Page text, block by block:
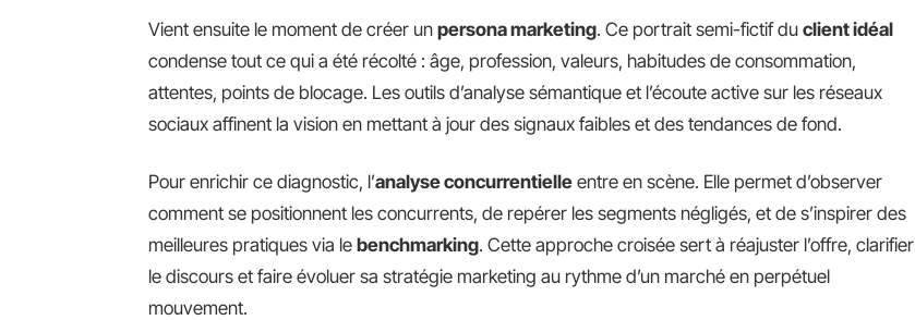
Vient ensuite le moment de créer un persona marketing. Ce portrait semi-fictif du client idéal
condense tout ce qui a été récolté : âge, profession, valeurs, habitudes de consommation,
attentes, points de blocage. Les outils d’analyse sémantique et l’écoute active sur les réseaux
sociaux affinent la vision en mettant à jour des signaux faibles et des tendances de fond.
Pour enrichir ce diagnostic, l’analyse concurrentielle entre en scène. Elle permet d’observer
comment se positionnent les concurrents, de repérer les segments négligés, et de s’inspirer des
meilleures pratiques via le benchmarking. Cette approche croisée sert à réajuster l’offre, clarifier
le discours et faire évoluer sa stratégie marketing au rythme d’un marché en perpétuel
mouvement.